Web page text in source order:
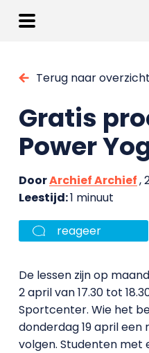
Terug naar overzicht
Gratis
Power
DoorArchief Archief,
Leestijd:1 minuut
reageer
De lessen zijn op
2 april van 17.30 tot
Sportcenter. Wie het
donderdag 19 april een
volgen. Studenten met